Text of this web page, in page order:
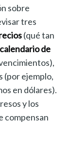
sobre
tres
(qué tan
calendario de
(por ejemplo,
en dólares).
y los
compensan